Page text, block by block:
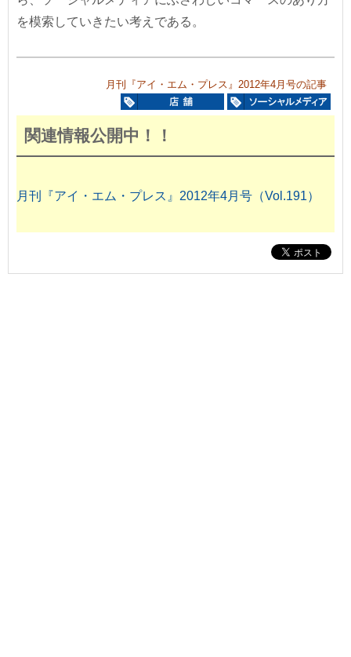
を模索していきたい考えである。
月刊『アイ・エム・プレス』2012年4月号の記事
関連情報公開中！！
月刊『アイ・エム・プレス』2012年4月号（Vol.191）